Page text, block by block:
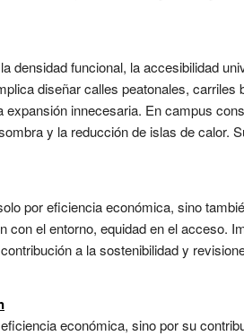
funcional, la accesibilidad
diseñar calles peatonales, carriles
innecesaria. En campus
y la reducción de islas de calor.
por eficiencia económica, sino
el entorno, equidad en el acceso.
a la sostenibilidad y
económica, sino por su